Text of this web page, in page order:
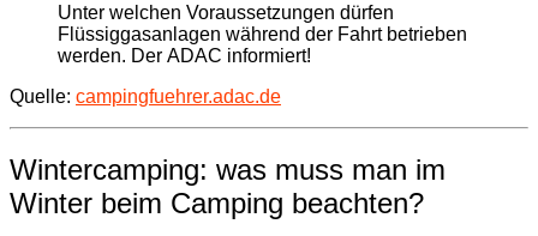
Unter welchen Voraussetzungen dürfen
Flüssiggasanlagen während der Fahrt betrieben
werden. Der ADAC informiert!
Quelle: campingfuehrer.adac.de
Wintercamping: was muss man im
Winter beim Camping beachten?